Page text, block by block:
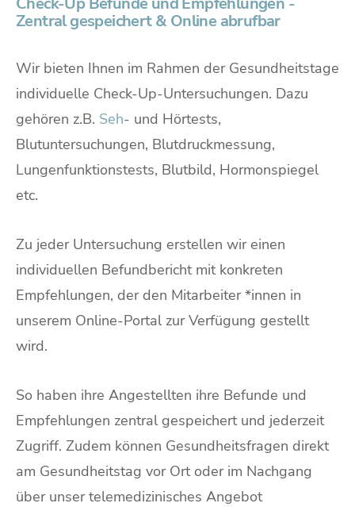
Zentral gespeichert & Online abrufbar
Wir bieten Ihnen im Rahmen der Gesundheitstage
individuelle Check-Up-Untersuchungen. Dazu
gehören z.B. Seh- und Hörtests,
Blutuntersuchungen, Blutdruckmessung,
Lungenfunktionstests, Blutbild, Hormonspiegel
etc.
Zu jeder Untersuchung erstellen wir einen
individuellen Befundbericht mit konkreten
Empfehlungen, der den Mitarbeiter *innen in
unserem Online-Portal zur Verfügung gestellt
wird.
So haben ihre Angestellten ihre Befunde und
Empfehlungen zentral gespeichert und jederzeit
Zugriff. Zudem können Gesundheitsfragen direkt
am Gesundheitstag vor Ort oder im Nachgang
über unser telemedizinisches Angebot